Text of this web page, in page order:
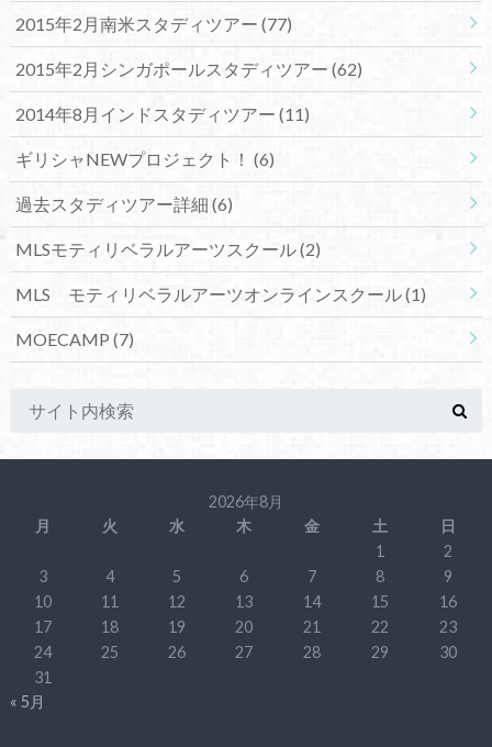
2015年2月南米スタディツアー (77)
2015年2月シンガポールスタディツアー (62)
2014年8月インドスタディツアー (11)
ギリシャNEWプロジェクト！ (6)
過去スタディツアー詳細 (6)
MLSモティリベラルアーツスクール(2)
MLS モティリベラルアーツオンラインスクール(1)
MOECAMP (7)
2026年8月
月
火 水 木 金 土
日
1
2
3
4 5 6 7 8
9
10
11 12 13 14 15
16
17
18 19 20 21 22
23
24
25 26 27 28 29
30
31
« 5月